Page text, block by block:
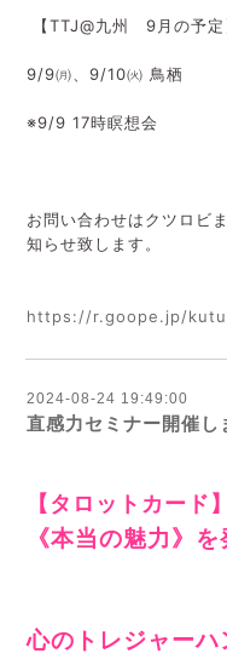
【TTJ@九州 9月の予
9/9㈪、9/10㈫ 鳥栖
※9/9 17時瞑想会
お問い合わせはクツロビ
知らせ致します。
https://r.goope.jp/
2024-08-24 19:49:00
直感力セミナー開催し
【タロットカード
《本当の魅力》 を
心のトレジャーハ